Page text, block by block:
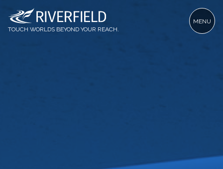
TOUCH WORLDS BEYOND YOUR REACH.
MENU